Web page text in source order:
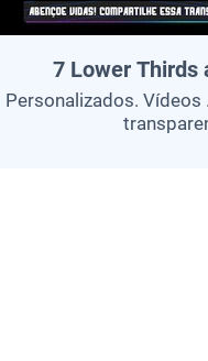
7 Lower Thirds
Personalizados. Vídeos